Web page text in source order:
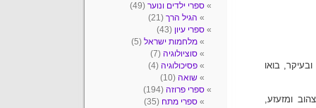
בואו
ומזעזע,
ספרי ילדים ונוער (49)
הגיל הרך (21)
ספרי עיון (43)
מלחמות ישראל (5)
סוציולוגיה (7)
פסיכולוגיה (4)
שואה (10)
ספרי פרוזה (194)
ספרי מתח (35)